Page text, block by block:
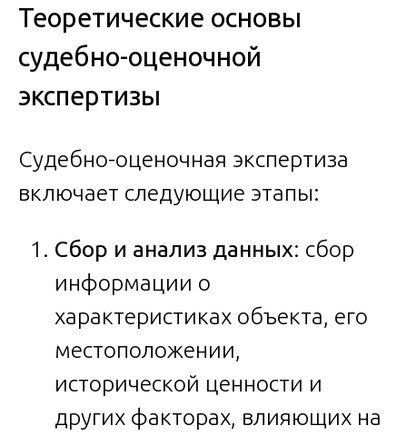
Теоретические основы
судебно-оценочной
экспертизы
Судебно-оценочная экспертиза
включает следующие этапы:
Сбор и анализ данных: сбор
информации о
характеристиках объекта, его
местоположении,
исторической ценности и
других факторах, влияющих на